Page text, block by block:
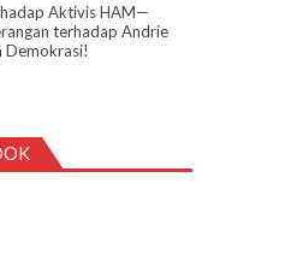
Aktivis HAM—
terhadap Andrie
Demokrasi!